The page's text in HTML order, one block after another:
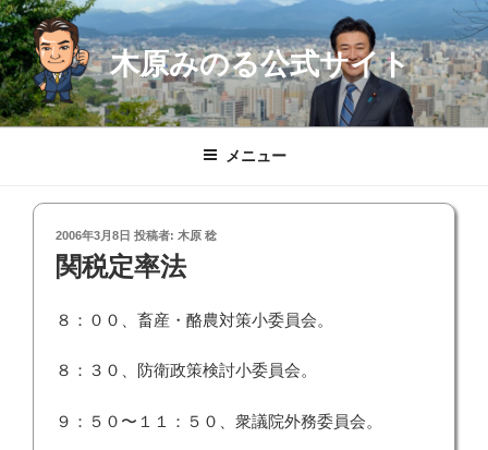
コ
ン
テ
ン
ツ
木原みのる公式サイト
メニュー
投
稿
日:
2006年3月8日 投稿者: 木原 稔
関税定率法
８：００、畜産・酪農対策小委員会。
８：３０、防衛政策検討小委員会。
９：５０〜１１：５０、衆議院外務委員会。